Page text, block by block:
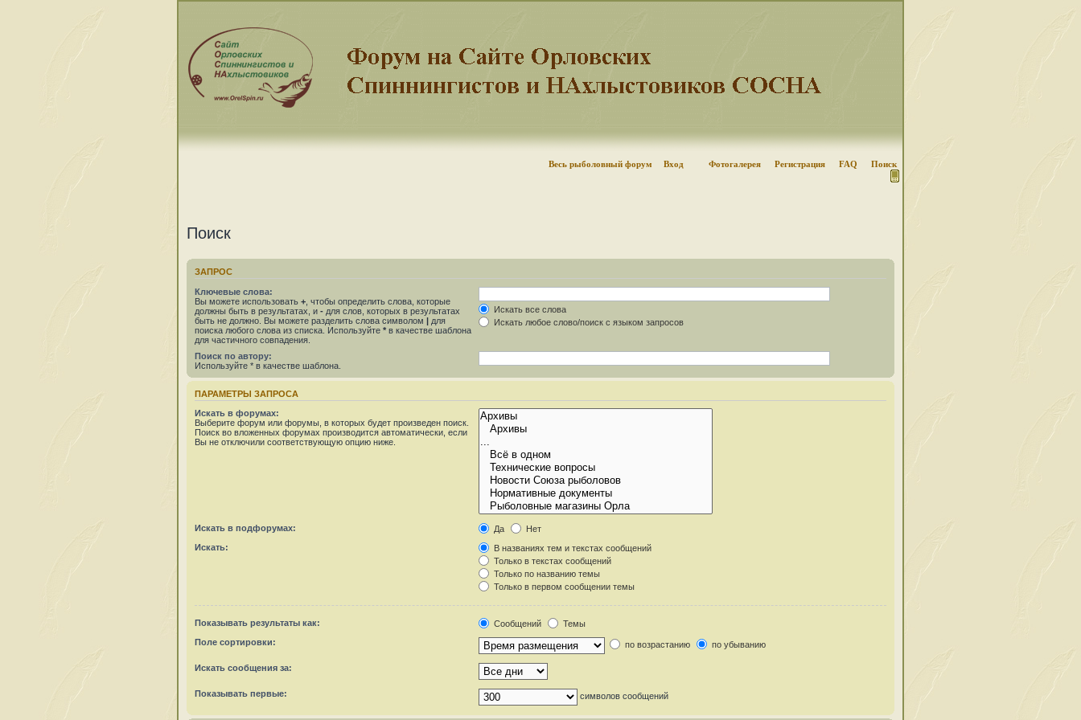
Весь рыболовный форум Вход Фотогалерея Регистрация FAQ Поиск
Поиск
ЗАПРОС
Ключевые слова:
Вы можете использовать + , чтобы определить слова, которые
должны быть в результатах, и - для слов, которых в результатах
быть не должно. Вы можете разделить слова символом | для
поиска любого слова из списка. Используйте * в качестве шаблона
для частичного совпадения.
Искать все слова
Искать любое слово/поиск с языком запросов
Поиск по автору:
Используйте * в качестве шаблона.
ПАРАМЕТРЫ ЗАПРОСА
Искать в форумах:
Выберите форум или форумы, в которых будет произведен поиск.
Поиск во вложенных форумах производится автоматически, если
Вы не отключили соответствующую опцию ниже.
Искать в подфорумах: Да
Нет
Искать:
В названиях тем и текстах сообщений
Только в текстах сообщений
Только по названию темы
Только в первом сообщении темы
Показывать результаты как: Сообщений
Темы
Поле сортировки:
по возрастанию по убыванию
Искать сообщения за:
Показывать первые: символов сообщений